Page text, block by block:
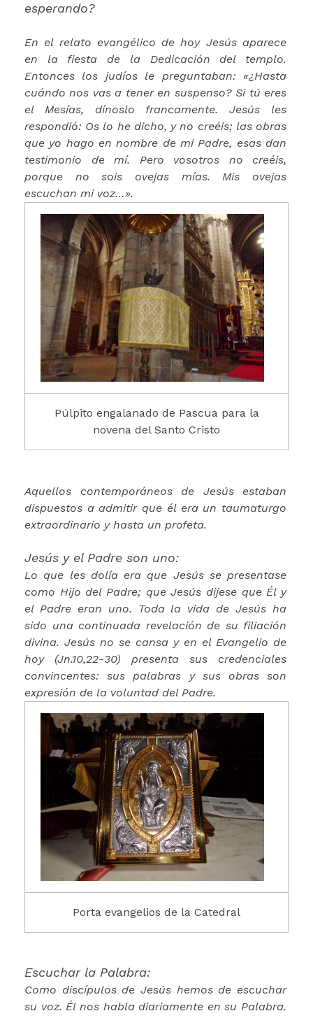
esperando?
En el relato evangélico de hoy Jesús aparece
en la fiesta de la Dedicación del templo.
Entonces los judíos le preguntaban: «¿Hasta
cuándo nos vas a tener en suspenso? Si tú eres
el Mesías, dínoslo francamente. Jesús les
respondió: Os lo he dicho, y no creéis; las obras
que yo hago en nombre de mi Padre, esas dan
testimonio de mí. Pero vosotros no creéis,
porque no sois ovejas mías. Mis ovejas
escuchan mi voz…».
Púlpito engalanado de Pascua para la
novena del Santo Cristo
Aquellos contemporáneos de Jesús estaban
dispuestos a admitir que él era un taumaturgo
extraordinario y hasta un profeta.
Jesús y el Padre son uno:
Lo que les dolía era que Jesús se presentase
como Hijo del Padre; que Jesús dijese que Él y
el Padre eran uno. Toda la vida de Jesús ha
sido una continuada revelación de su filiación
divina. Jesús no se cansa y en el Evangelio de
hoy (Jn.10,22-30) presenta sus credenciales
convincentes: sus palabras y sus obras son
expresión de la voluntad del Padre.
Porta evangelios de la Catedral
Escuchar la Palabra:
Como discípulos de Jesús hemos de escuchar
su voz. Él nos habla diariamente en su Palabra.